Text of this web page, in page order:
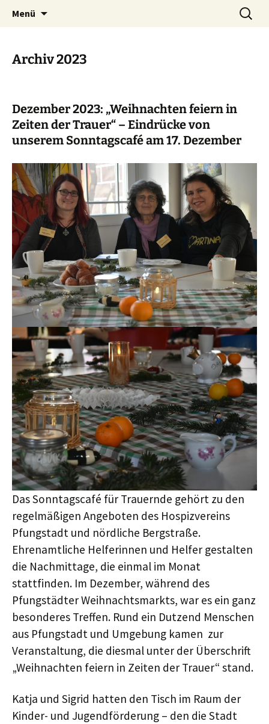
Menü
Suchen
nach:
Archiv 2023
Dezember 2023: „Weihnachten feiern in
Zeiten der Trauer“ – Eindrücke von
unserem Sonntagscafé am 17. Dezember
Das Sonntagscafé für Trauernde gehört zu den
regelmäßigen Angeboten des Hospizvereins
Pfungstadt und nördliche Bergstraße.
Ehrenamtliche Helferinnen und Helfer gestalten
die Nachmittage, die einmal im Monat
stattfinden. Im Dezember, während des
Pfungstädter Weihnachtsmarkts, war es ein ganz
besonderes Treffen. Rund ein Dutzend Menschen
aus Pfungstadt und Umgebung kamen zur
Veranstaltung, die diesmal unter der Überschrift
„Weihnachten feiern in Zeiten der Trauer“ stand.
Katja und Sigrid hatten den Tisch im Raum der
Kinder- und Jugendförderung – den die Stadt